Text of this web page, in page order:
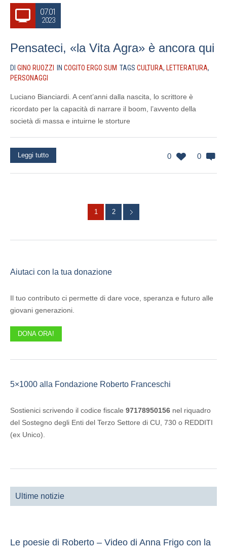
07.01
2023
Pensateci, «la Vita Agra» è ancora qui
DI GINO RUOZZI IN COGITO ERGO SUM TAGS CULTURA, LETTERATURA,
PERSONAGGI
Luciano Bianciardi. A cent’anni dalla nascita, lo scrittore è
ricordato per la capacità di narrare il boom, l’avvento della
società di massa e intuirne le storture
0 0
Leggi tutto
1 2
Aiutaci con la tua donazione
Il tuo contributo ci permette di dare voce, speranza e futuro alle
giovani generazioni.
DONA ORA!
5×1000 alla Fondazione Roberto Franceschi
Sostienici scrivendo il codice fiscale 97178950156 nel riquadro
del Sostegno degli Enti del Terzo Settore di CU, 730 o REDDITI
(ex Unico).
Ultime notizie
Le poesie di Roberto – Video di Anna Frigo con la